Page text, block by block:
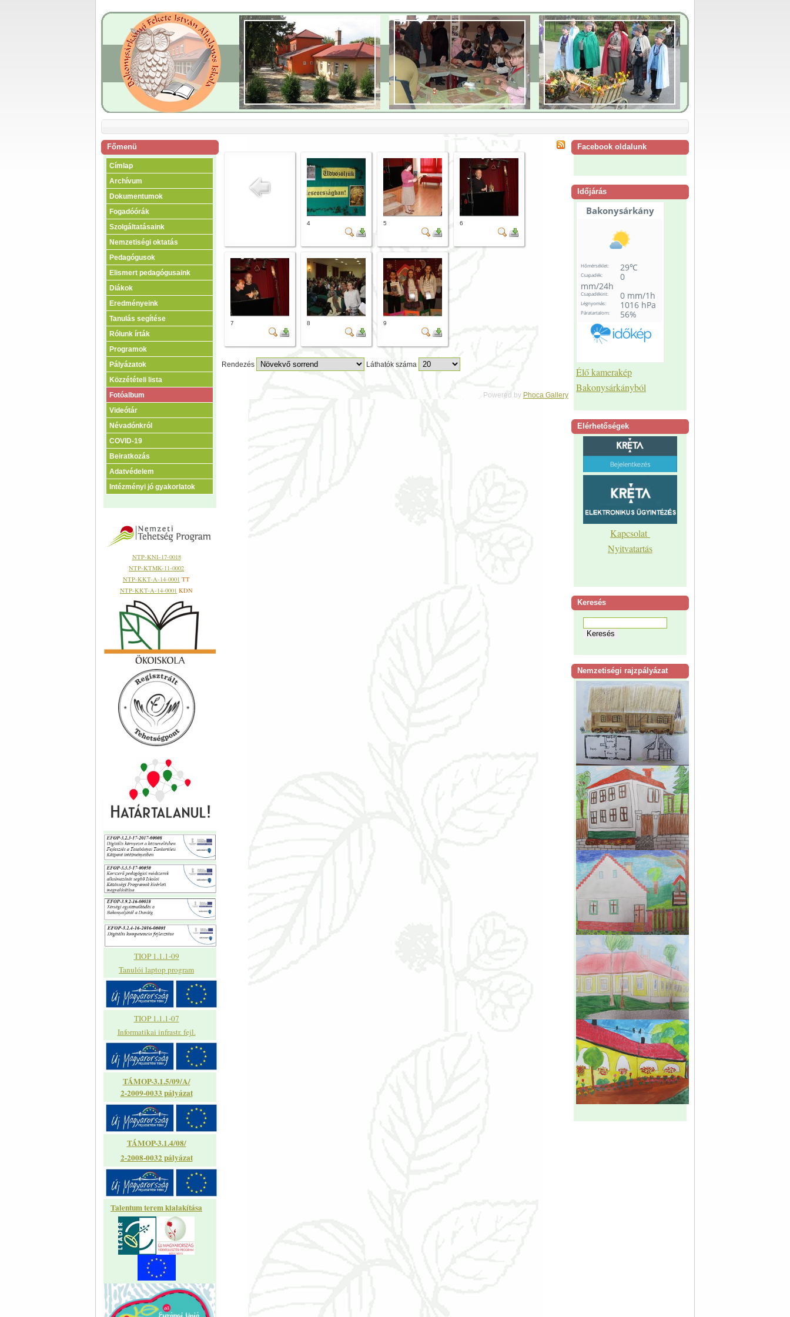
Főmenü
Címlap
Archívum
Dokumentumok
Fogadóórák
Szolgáltatásaink
Nemzetiségi oktatás
Pedagógusok
Elismert pedagógusaink
Diákok
Eredményeink
Tanulás segítése
Rólunk írták
Programok
Pályázatok
Közzétételi lista
Fotóalbum
Videótár
Névadónkról
COVID-19
Beiratkozás
Adatvédelem
Intézményi jó gyakorlatok
NTP-KNI-17-0018
NTP-KTMK-11-0002
NTP-KKT-A-14-0001 TT
NTP-KKT-A-14-0001 KDN
TIOP 1.1.1-09
Tanulói laptop program
TIOP 1.1.1-07
Informatikai infrastr. fejl.
TÁMOP-3.1.5/09/A/
2-2009-0033 pályázat
TÁMOP-3.1.4/08/
2-2008-0032 pályázat
Talentum terem kialakítása
4 5 6
7 8 9
Rendezés Láthatók száma
Powered by Phoca Gallery
Facebook oldalunk
Időjárás
Élő kamerakép
Bakonysárkányból
Elérhetőségek
Kapcsolat
Nyitvatartás
Keresés
Nemzetiségi rajzpályázat